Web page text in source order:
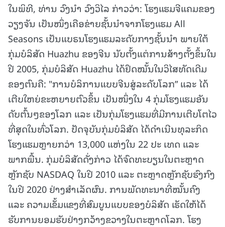
ໃນພິທີ, ທ່ານ ວົງນໍາ ວົງວິໄລ ກ່າວວ່າ: ໂຮງແຮມຈີແຄມຂອງ
ວຽງຈັນ ເປັນໜຶ່ງເຄືອຂ່າຍຊັ້ນນໍາຈາກໂຮງແຮມ All
Seasons ເປັນແບຣນໂຮງແຮມລະດັບກາງຊັ້ນນໍາ ພາຍໃຕ້
ກຸ່ມບໍລິສັດ Huazhu ຂອງຈີນ ນັບຕັ້ງແຕ່ການສ້າງຕັ້ງຂຶ້ນໃນ
ປີ 2005, ກຸ່ມບໍລິສັດ Huazhu ໄດ້ຢຶດໝັ້ນໃນວິໄສທັດເດີມ
ຂອງຕົນຄື: "ການບໍລິການແບບຈີນສູ່ລະດັບໂລກ” ແລະ ໄດ້
ເຕີບໃຫຍ່ຂະຫຍາຍຕົວຂຶ້ນ ເປັນໜຶ່ງໃນ 4 ກຸ່ມໂຮງແຮມອັນ
ດັບຕົ້ນໆຂອງໂລກ ແລະ ເປັນກຸ່ມໂຮງແຮມທີ່ມີການເຕີບໂຕໄວ
ທີ່ສຸດໃນທົ່ວໂລກ. ປັດຈຸບັນກຸ່ມບໍລິສັດ ໄດ້ດໍາເນີນທຸລະກິດ
ໂຮງແຮມຫຼາຍກວ່າ 13,000 ແຫ່ງໃນ 22 ປະ ເທດ ແລະ
ພາກພື້ນ. ກຸ່ມບໍລິສັດດັ່ງກ່າວ ໄດ້ຈົດທະບຽນໃນຕະຫຼາດ
ຫຼັກຊັບ NASDAQ ໃນປີ 2010 ແລະ ຕະຫຼາດຫຼັກຊັບຮົງກົງ
ໃນປີ 2020 ຢ່າງສໍາເລັດຜົນ. ການພັດທະນາທີ່ໝັ້ນຄົງ
ແລະ ຄວາມເຂັ້ມແຂງທີ່ສົມບູນແບບຂອງບໍລິສັດ ເຮັດໃຫ້ໄດ້
ຮັບການຍອມຮັບຢ່າງກວ້າງຂວາງໃນຕະຫຼາດໂລກ. ໂຮງ